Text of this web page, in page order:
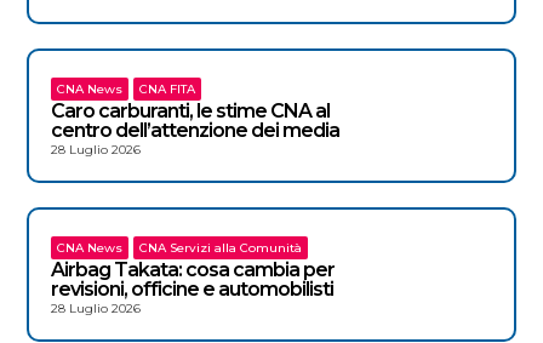
CNA News CNA FITA
Caro carburanti, le stime CNA al
centro dell’attenzione dei media
28 Luglio 2026
CNA News CNA Servizi alla Comunità
Airbag Takata: cosa cambia per
revisioni, officine e automobilisti
28 Luglio 2026